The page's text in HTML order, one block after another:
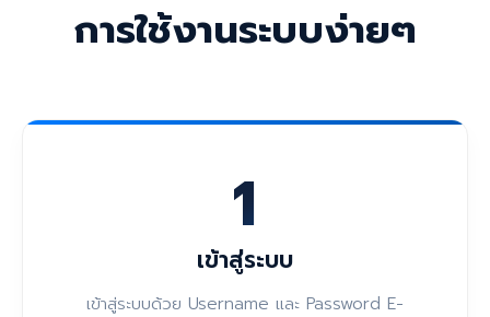
การใช้งานระบบง่ายๆ
1
เข้าสู่ระบบ
เข้าสู่ระบบด้วย Username และ Password E-